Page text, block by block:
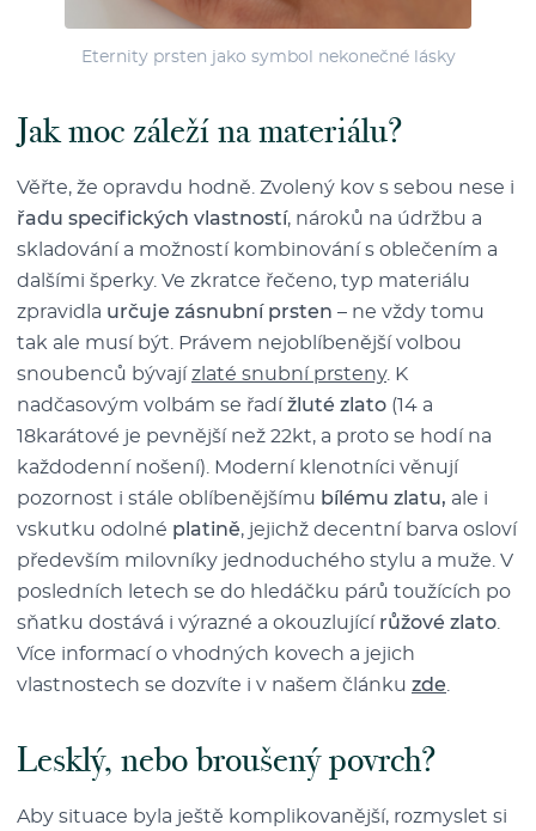
Eternity prsten jako symbol nekonečné lásky
Jak moc záleží na materiálu?
Věřte, že opravdu hodně. Zvolený kov s sebou nese i
řadu specifických vlastností, nároků na údržbu a
skladování a možností kombinování s oblečením a
dalšími šperky. Ve zkratce řečeno, typ materiálu
zpravidla určuje zásnubní prsten – ne vždy tomu
tak ale musí být. Právem nejoblíbenější volbou
snoubenců bývají zlaté snubní prsteny. K
nadčasovým volbám se řadí žluté zlato (14 a
18karátové je pevnější než 22kt, a proto se hodí na
každodenní nošení). Moderní klenotníci věnují
pozornost i stále oblíbenějšímu bílému zlatu, ale i
vskutku odolné platině, jejichž decentní barva osloví
především milovníky jednoduchého stylu a muže. V
posledních letech se do hledáčku párů toužících po
sňatku dostává i výrazné a okouzlující růžové zlato
Více informací o vhodných kovech a jejich
vlastnostech se dozvíte i v našem článku zde
Lesklý, nebo broušený povrch?
Aby situace byla ještě komplikovanější, rozmyslet si